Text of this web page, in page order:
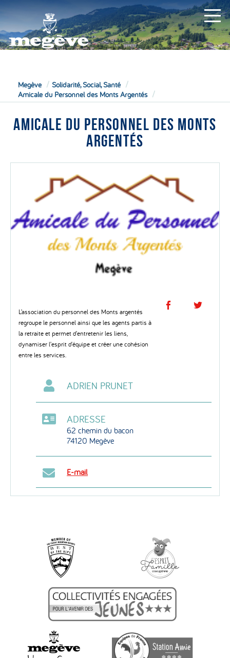
Megève
Solidarité, Social, Santé
Amicale du Personnel des Monts Argentés
AMICALE DU PERSONNEL DES MONTS
ARGENTÉS
L’association du personnel des Monts argentés
regroupe le personnel ainsi que les agents partis à
la retraite et permet d’entretenir les liens,
dynamiser l’esprit d’équipe et créer une cohésion
entre les services.
ADRIEN PRUNET
ADRESSE
62 chemin du bacon
74120 Megève
E-mail